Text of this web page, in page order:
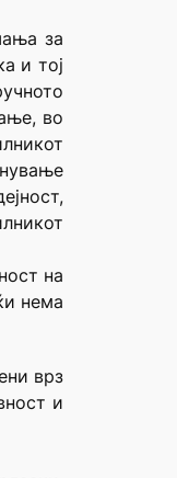
за
и тој
во
на
нема
врз
и